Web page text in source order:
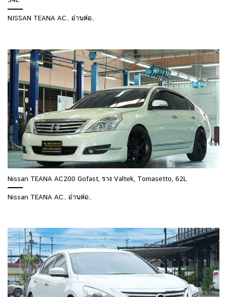
NISSAN TEANA AC.. อ่านต่อ..
Nissan TEANA AC200 Gofast, ราง Valtek, Tomasetto, 62L
Nissan TEANA AC.. อ่านต่อ..